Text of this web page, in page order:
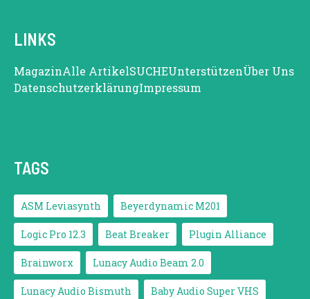
LINKS
MagazinAlle ArtikelSUCHEUnterstützenÜber Uns
DatenschutzerklärungImpressum
TAGS
ASM Leviasynth Beyerdynamic M201
Logic Pro 12.3 Beat Breaker Plugin Alliance
Brainworx Lunacy Audio Beam 2.0
Lunacy Audio Bismuth Baby Audio Super VHS